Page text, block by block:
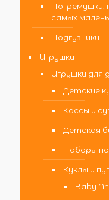
Погремушки,
самых
Подгузники
Игрушки
Игрушки для
Детские
Кассы и
Детская
Наборы
Куклы и
Baby